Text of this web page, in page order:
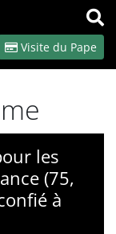
OK
Visite du Pape
les
(75,
à